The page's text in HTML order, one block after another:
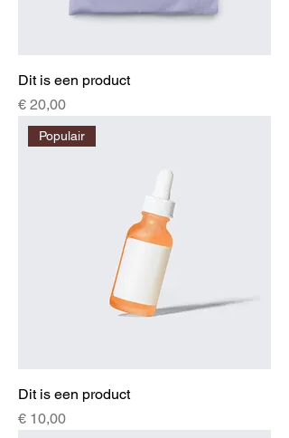
Dit is een product
Prijs
€ 20,00
Populair
Dit is een product
Prijs
€ 10,00